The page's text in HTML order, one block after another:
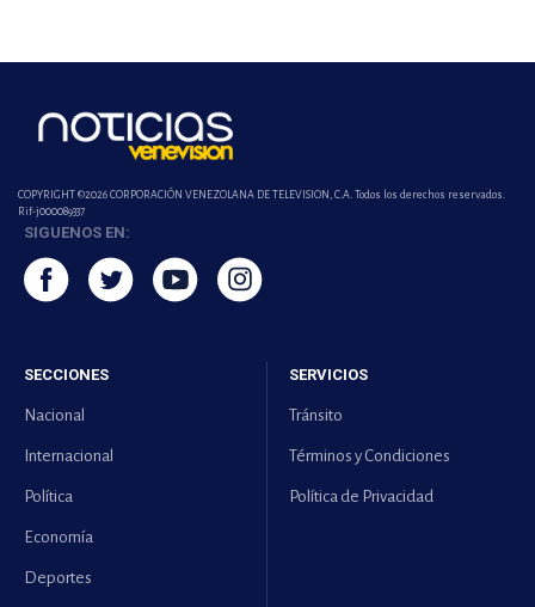
COPYRIGHT ©2026 CORPORACIÓN VENEZOLANA DE TELEVISION, C.A. Todos los derechos reservados.
Rif-j000089337
SIGUENOS EN:
SECCIONES
Nacional
Internacional
Política
Economía
Deportes
SERVICIOS
Tránsito
Términos y Condiciones
Política de Privacidad